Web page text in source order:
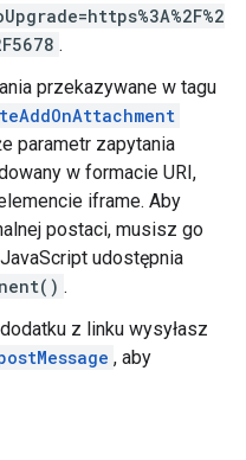
.
przekazywane w tagu
parametr zapytania
w formacie URI,
iframe. Aby
postaci, musisz go
udostępnia
.
z linku wysyłasz
, aby